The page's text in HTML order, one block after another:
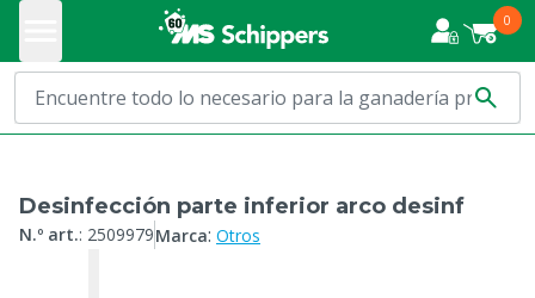
0
Desinfección parte inferior arco desinf
N.º art.: 2509979Marca: Otros